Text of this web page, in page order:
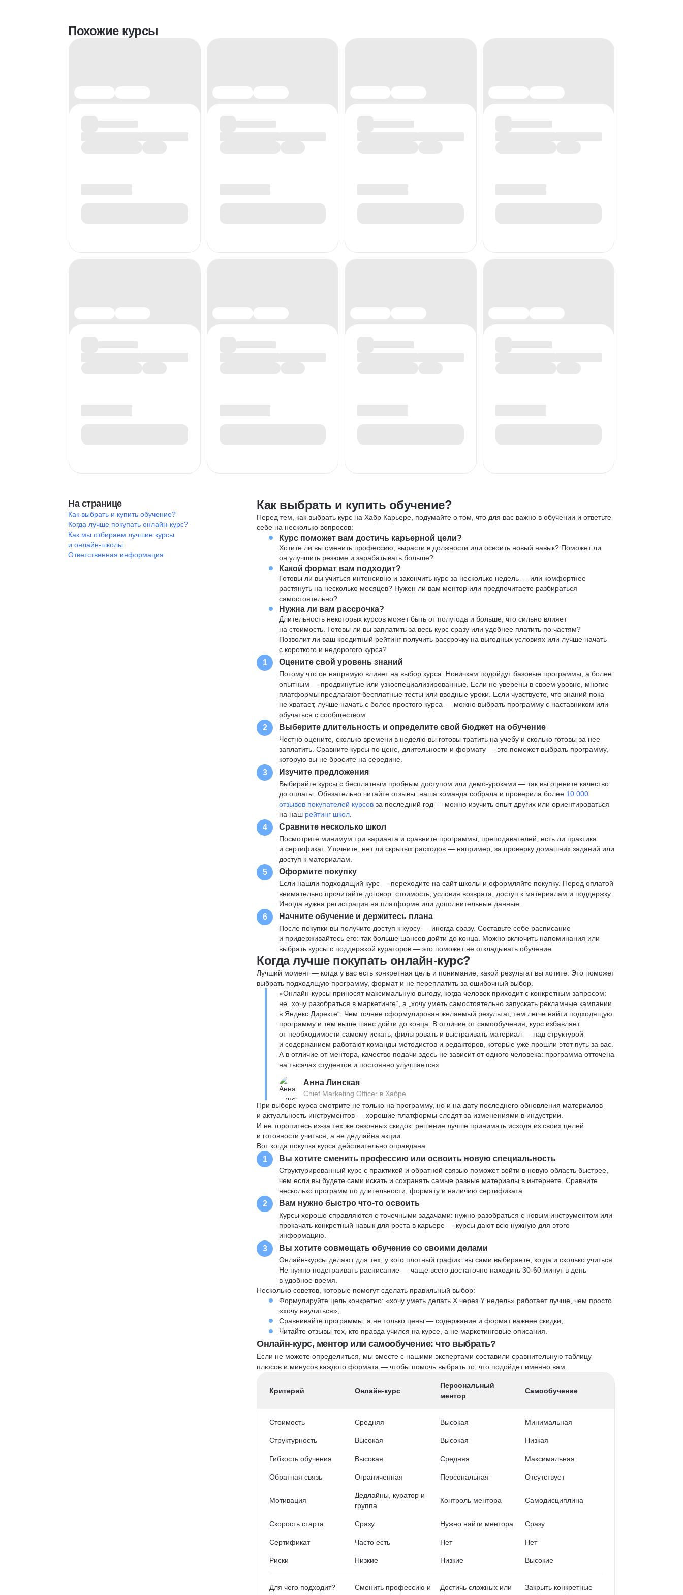
Похожие курсы
На странице
Как выбрать и купить обучение?
Когда лучше покупать онлайн-курс?
Как мы отбираем лучшие курсы
и онлайн-школы
Ответственная информация
Как выбрать и купить обучение?
Перед тем, как выбрать курс на Хабр Карьере, подумайте о том, что для вас важно в обучении и ответьте
себе на несколько вопросов:
Курс поможет вам достичь карьерной цели?
Хотите ли вы сменить профессию, вырасти в должности или освоить новый навык? Поможет ли
он улучшить резюме и зарабатывать больше?
Какой формат вам подходит?
Готовы ли вы учиться интенсивно и закончить курс за несколько недель — или комфортнее
растянуть на несколько месяцев? Нужен ли вам ментор или предпочитаете разбираться
самостоятельно?
Нужна ли вам рассрочка?
Длительность некоторых курсов может быть от полугода и больше, что сильно влияет
на стоимость. Готовы ли вы заплатить за весь курс сразу или удобнее платить по частям?
Позволит ли ваш кредитный рейтинг получить рассрочку на выгодных условиях или лучше начать
с короткого и недорогого курса?
1 Оцените свой уровень знаний
Потому что он напрямую влияет на выбор курса. Новичкам подойдут базовые программы, а более
опытным — продвинутые или узкоспециализированные. Если не уверены в своем уровне, многие
платформы предлагают бесплатные тесты или вводные уроки. Если чувствуете, что знаний пока
не хватает, лучше начать с более простого курса — можно выбрать программу с наставником или
обучаться с сообществом.
2 Выберите длительность и определите свой бюджет на обучение
Честно оцените, сколько времени в неделю вы готовы тратить на учебу и сколько готовы за нее
заплатить. Сравните курсы по цене, длительности и формату — это поможет выбрать программу,
которую вы не бросите на середине.
3 Изучите предложения
Выбирайте курсы с бесплатным пробным доступом или демо-уроками — так вы оцените качество
до оплаты. Обязательно читайте отзывы: наша команда собрала и проверила более 10 000
отзывов покупателей курсовза последний год — можно изучить опыт других или ориентироваться
на наш рейтинг школ
4 Сравните несколько школ
Посмотрите минимум три варианта и сравните программы, преподавателей, есть ли практика
и сертификат. Уточните, нет ли скрытых расходов — например, за проверку домашних заданий или
доступ к материалам.
5 Оформите покупку
Если нашли подходящий курс — переходите на сайт школы и оформляйте покупку. Перед оплатой
внимательно прочитайте договор: стоимость, условия возврата, доступ к материалам и поддержку.
Иногда нужна регистрация на платформе или дополнительные данные.
6 Начните обучение и держитесь плана
После покупки вы получите доступ к курсу — иногда сразу. Составьте себе расписание
и придерживайтесь его: так больше шансов дойти до конца. Можно включить напоминания или
выбрать курсы с поддержкой кураторов — это поможет не откладывать обучение.
Когда лучше покупать онлайн-курс?
Лучший момент — когда у вас есть конкретная цель и понимание, какой результат вы хотите. Это поможет
выбрать подходящую программу, формат и не переплатить за ошибочный выбор.
«Онлайн-курсы приносят максимальную выгоду, когда человек приходит с конкретным запросом:
не „хочу разобраться в маркетинге“, а „хочу уметь самостоятельно запускать рекламные кампании
в Яндекс Директе“. Чем точнее сформулирован желаемый результат, тем легче найти подходящую
программу и тем выше шанс дойти до конца. В отличие от самообучения, курс избавляет
от необходимости самому искать, фильтровать и выстраивать материал — над структурой
и содержанием работают команды методистов и редакторов, которые уже прошли этот путь за вас.
А в отличие от ментора, качество подачи здесь не зависит от одного человека: программа отточена
на тысячах студентов и постоянно улучшается»
Анна Линская
Chief Marketing Officer в Хабре
При выборе курса смотрите не только на программу, но и на дату последнего обновления материалов
и актуальность инструментов — хорошие платформы следят за изменениями в индустрии.
И не торопитесь из-за тех же сезонных скидок: решение лучше принимать исходя из своих целей
и готовности учиться, а не дедлайна акции.
Вот когда покупка курса действительно оправдана:
1 Вы хотите сменить профессию или освоить новую специальность
Структурированный курс с практикой и обратной связью поможет войти в новую область быстрее,
чем если вы будете сами искать и сохранять самые разные материалы в интернете. Сравните
несколько программ по длительности, формату и наличию сертификата.
2 Вам нужно быстро что-то освоить
Курсы хорошо справляются с точечными задачами: нужно разобраться с новым инструментом или
прокачать конкретный навык для роста в карьере — курсы дают всю нужную для этого
информацию.
3 Вы хотите совмещать обучение со своими делами
Онлайн-курсы делают для тех, у кого плотный график: вы сами выбираете, когда и сколько учиться.
Не нужно подстраивать расписание — чаще всего достаточно находить 30-60 минут в день
в удобное время.
Несколько советов, которые помогут сделать правильный выбор:
Формулируйте цель конкретно: «хочу уметь делать X через Y недель» работает лучше, чем просто
«хочу научиться»;
Сравнивайте программы, а не только цены — содержание и формат важнее скидки;
Читайте отзывы тех, кто правда учился на курсе, а не маркетинговые описания.
Онлайн-курс, ментор или самообучение: что выбрать?
Если не можете определиться, мы вместе с нашими экспертами составили сравнительную таблицу
плюсов и минусов каждого формата — чтобы помочь выбрать то, что подойдет именно вам.
Критерий Онлайн-курс
Персональный
ментор
Самообучение
Стоимость Средняя Высокая Минимальная
Структурность Высокая Высокая Низкая
Гибкость обучения Высокая Средняя Максимальная
Обратная связь Ограниченная Персональная Отсутствует
Мотивация
Дедлайны, куратор и
группа
Контроль ментора Самодисциплина
Скорость старта Сразу Нужно найти ментора Сразу
Сертификат Часто есть Нет Нет
Риски Низкие Низкие Высокие
Для чего подходит?
Сменить профессию и
Достичь сложных или
Закрыть конкретные